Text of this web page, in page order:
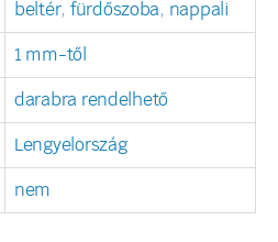
beltér, fürdőszoba, nappali
1 mm-től
darabra rendelhető
Lengyelország
nem